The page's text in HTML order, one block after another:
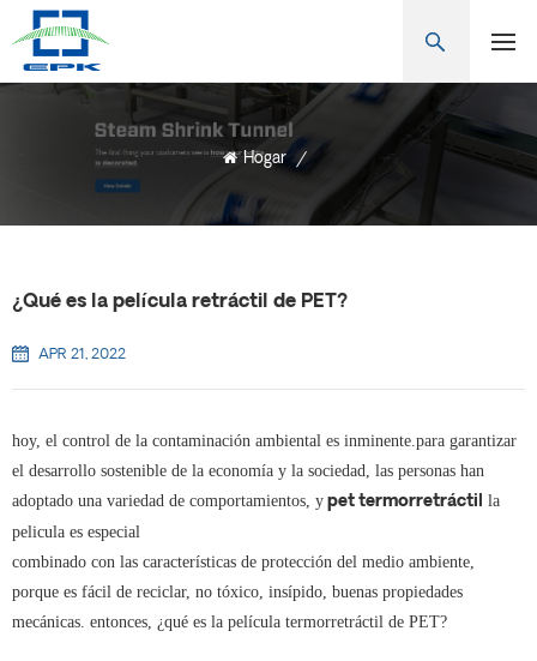
Hogar /
¿Qué es la película retráctil de PET?
APR 21, 2022
hoy, el control de la contaminación ambiental es inminente.para garantizar
el desarrollo sostenible de la economía y la sociedad, las personas han
adoptado una variedad de comportamientos, y pet termorretráctil la
pelicula es especial
combinado con las características de protección del medio ambiente,
porque es fácil de reciclar, no tóxico, insípido, buenas propiedades
mecánicas. entonces, ¿qué es la película termorretráctil de PET?